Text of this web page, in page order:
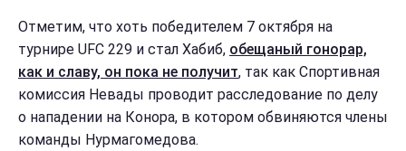
Отметим, что хоть победителем 7 октября на
турнире UFC 229 и стал Хабиб, обещаный гонорар,
как и славу, он пока не получит, так как Спортивная
комиссия Невады проводит расследование по делу
о нападении на Конора, в котором обвиняются члены
команды Нурмагомедова.